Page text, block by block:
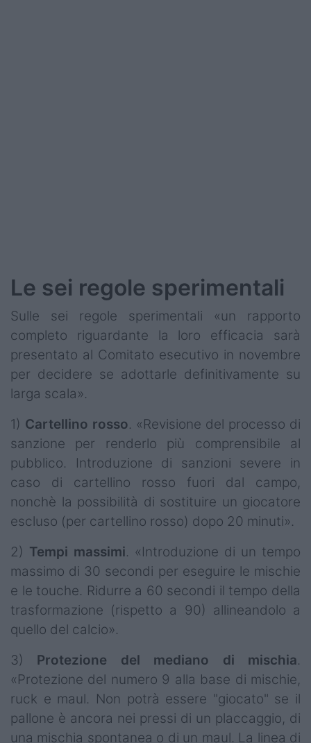
Le sei regole sperimentali
Sulle sei regole sperimentali «un rapporto
completo riguardante la loro efficacia sarà
presentato al Comitato esecutivo in novembre
per decidere se adottarle definitivamente su
larga scala».
1) Cartellino rosso. «Revisione del processo di
sanzione per renderlo più comprensibile al
pubblico. Introduzione di sanzioni severe in
caso di cartellino rosso fuori dal campo,
nonchè la possibilità di sostituire un giocatore
escluso (per cartellino rosso) dopo 20 minuti».
2) Tempi massimi. «Introduzione di un tempo
massimo di 30 secondi per eseguire le mischie
e le touche. Ridurre a 60 secondi il tempo della
trasformazione (rispetto a 90) allineandolo a
quello del calcio».
3) Protezione del mediano di mischia.
«Protezione del numero 9 alla base di mischie,
ruck e maul. Non potrà essere "giocato" se il
pallone è ancora nei pressi di un placcaggio, di
una mischia spontanea o di un maul. La linea di